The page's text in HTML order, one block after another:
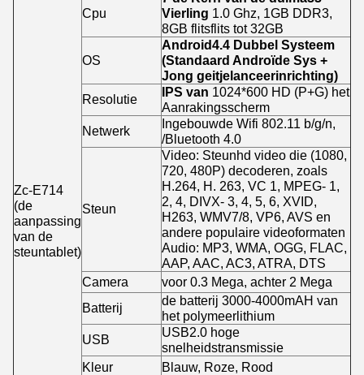
Zc-E714
(de
aanpassing
van de
steuntablet)
Cpu
Vierling 1.0 Ghz, 1GB DDR3,
8GB flitsflits tot 32GB
OS
Android4.4 Dubbel Systeem
(Standaard Androïde Sys +
Jong geitjelanceerinrichting)
Resolutie
IPS van 1024*600 HD (P+G) het
Aanrakingsscherm
Netwerk
Ingebouwde Wifi 802.11 b/g/n,
/Bluetooth 4.0
Steun
Video: Steunhd video die (1080,
720, 480P) decoderen, zoals
H.264, H. 263, VC 1, MPEG- 1,
2, 4, DIVX- 3, 4, 5, 6, XVID,
H263, WMV7/8, VP6, AVS en
andere populaire videoformaten
Audio: MP3, WMA, OGG, FLAC,
AAP, AAC, AC3, ATRA, DTS
Camera
voor 0.3 Mega, achter 2 Mega
Batterij
de batterij 3000-4000mAH van
het polymeerlithium
USB
USB2.0 hoge
snelheidstransmissie
Kleur
Blauw, Roze, Rood